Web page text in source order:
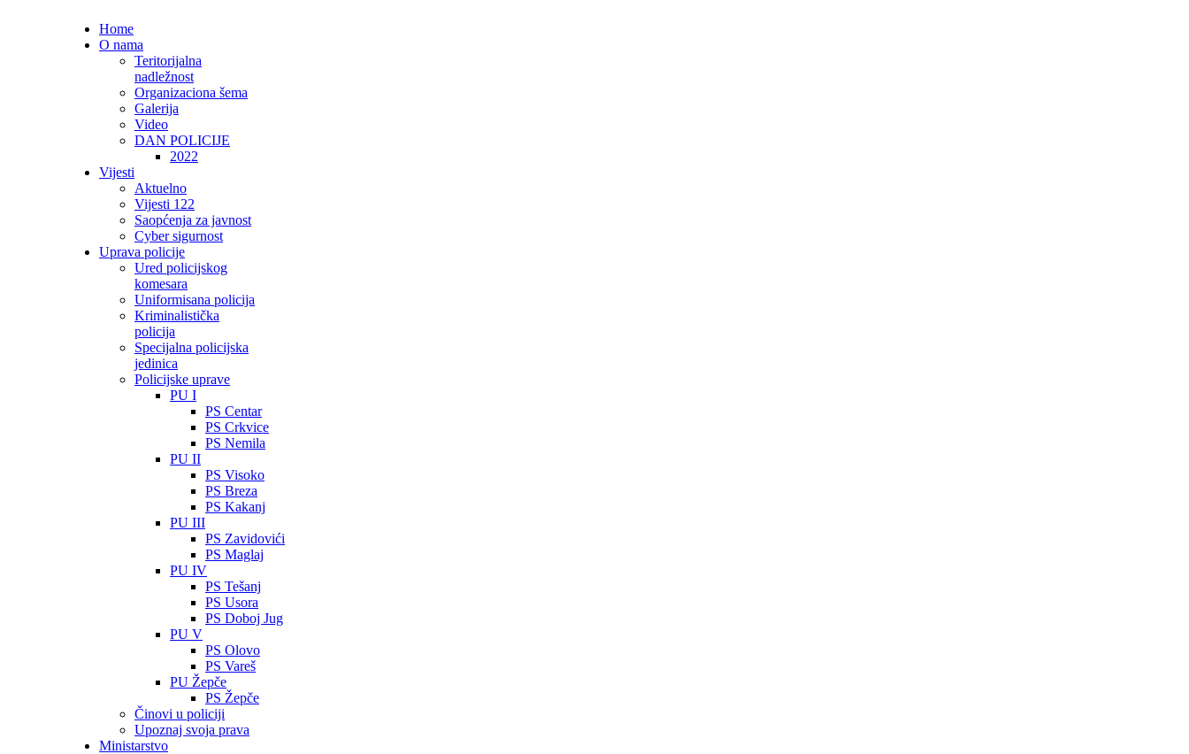
Home
O nama
Teritorijalna
nadležnost
Organizaciona šema
Galerija
Video
DAN POLICIJE
2022
Vijesti
Aktuelno
Vijesti 122
Saopćenja za javnost
Cyber sigurnost
Uprava policije
Ured policijskog
komesara
Uniformisana policija
Kriminalistička
policija
Specijalna policijska
jedinica
Policijske uprave
PU I
PS Centar
PS Crkvice
PS Nemila
PU II
PS Visoko
PS Breza
PS Kakanj
PU III
PS Zavidovići
PS Maglaj
PU IV
PS Tešanj
PS Usora
PS Doboj Jug
PU V
PS Olovo
PS Vareš
PU Žepče
PS Žepče
Činovi u policiji
Upoznaj svoja prava
Ministarstvo